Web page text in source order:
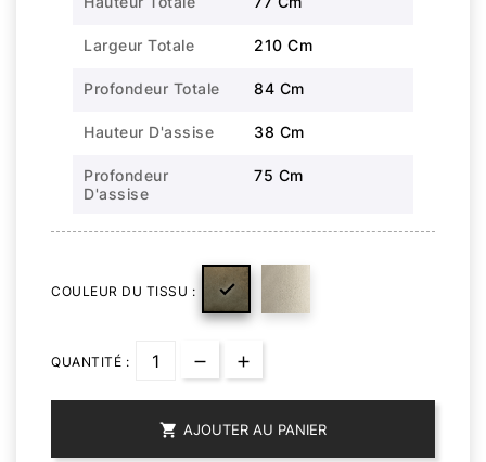
Largeur Totale 210 Cm
Profondeur Totale 84 Cm
Hauteur D'assise 38 Cm
Profondeur
D'assise
75 Cm
COULEUR DU TISSU : 
QUANTITÉ :
 AJOUTER AU PANIER